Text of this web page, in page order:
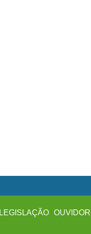
LEGISLAÇÃO